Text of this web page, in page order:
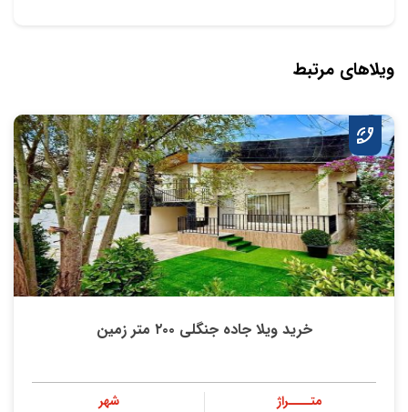
ویلاهای مرتبط
خرید ویلا جاده جنگلی ۲۰۰ متر زمین
متــــراژ
شهر